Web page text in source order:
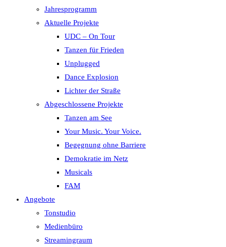
Jahresprogramm
Aktuelle Projekte
UDC – On Tour
Tanzen für Frieden
Unplugged
Dance Explosion
Lichter der Straße
Abgeschlossene Projekte
Tanzen am See
Your Music. Your Voice.
Begegnung ohne Barriere
Demokratie im Netz
Musicals
FAM
Angebote
Tonstudio
Medienbüro
Streamingraum